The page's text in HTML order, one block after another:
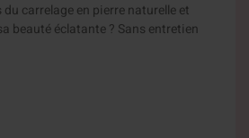
carrelage en pierre naturelle et
beauté éclatante ? Sans entretien